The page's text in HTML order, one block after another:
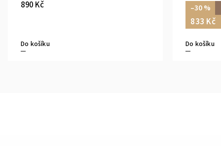
890 Kč
Do košíku
–30 %
833 Kč
Do košíku